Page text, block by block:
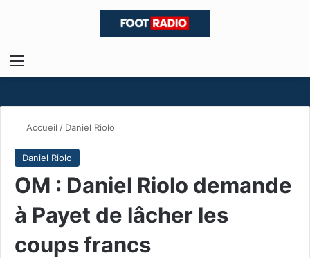
Menu
Accueil / Daniel Riolo
Daniel Riolo
OM : Daniel Riolo demande
à Payet de lâcher les
coups francs